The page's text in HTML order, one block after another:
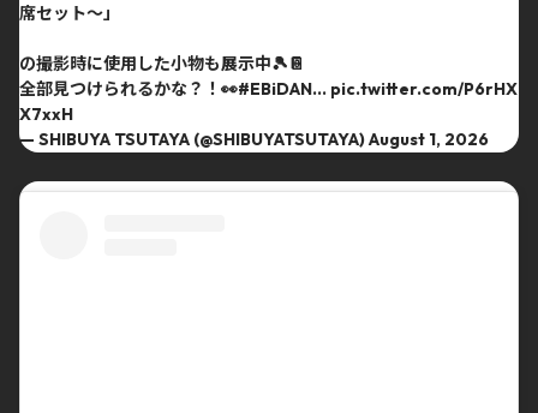
席セット〜」
の撮影時に使用した小物も展示中🎾📔
全部見つけられるかな？！👀#EBiDAN… pic.twitter.com/P6rHX
X7xxH
— SHIBUYA TSUTAYA (@SHIBUYATSUTAYA)August 1, 2026